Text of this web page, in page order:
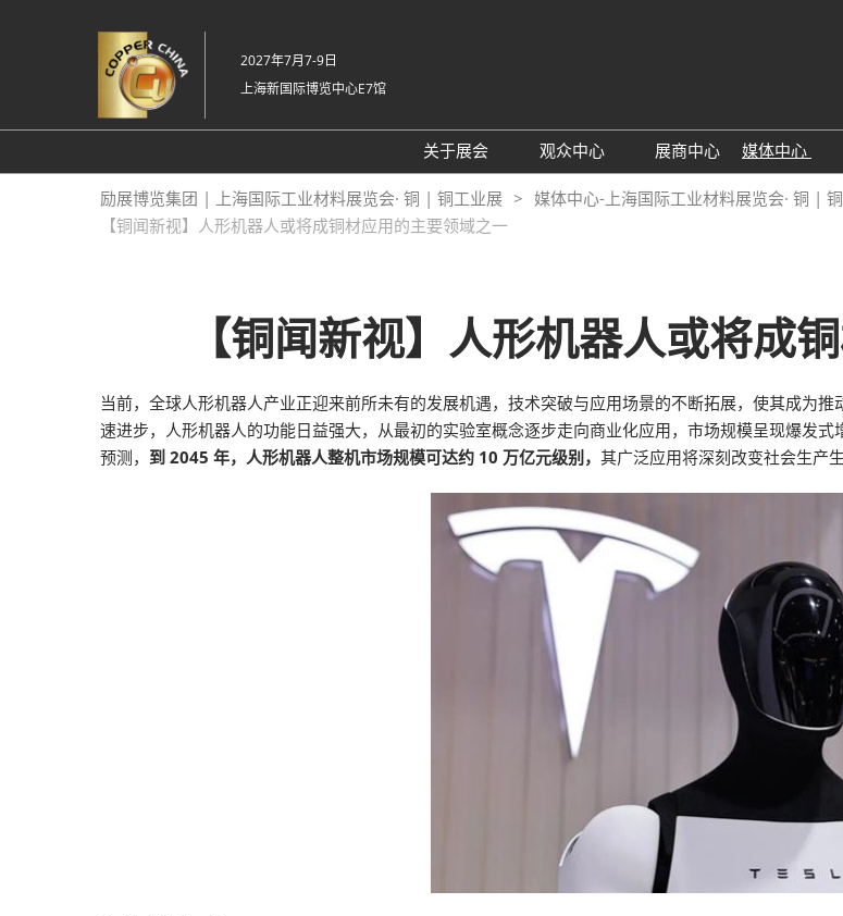
接
跳
至
容
2027年7月7-9日
上海新国际博览中心E7馆
关于展会
关于展会
2025年展后报告
观众中心
观众增值服务
展商中心
媒体中心
行业资
励展博览集团 | 上海国际工业材料展览会· 铜 | 铜工业展 媒体中心-上海国际工业材料展览会· 铜 |
【铜闻新视】人形机器人或将成铜材应用的主要领域之一
【铜闻新视】人形机器人或将成
当前，全球人形机器人产业正迎来前所未有的发展机遇，技术突破与应用场景的不断拓展，使其成为
速进步，人形机器人的功能日益强大，从最初的实验室概念逐步走向商业化应用，市场规模呈现爆发
预测， 到 2045 年，人形机器人整机市场规模可达约 10 万亿元级别， 其广泛应用将深刻改变社会生产生